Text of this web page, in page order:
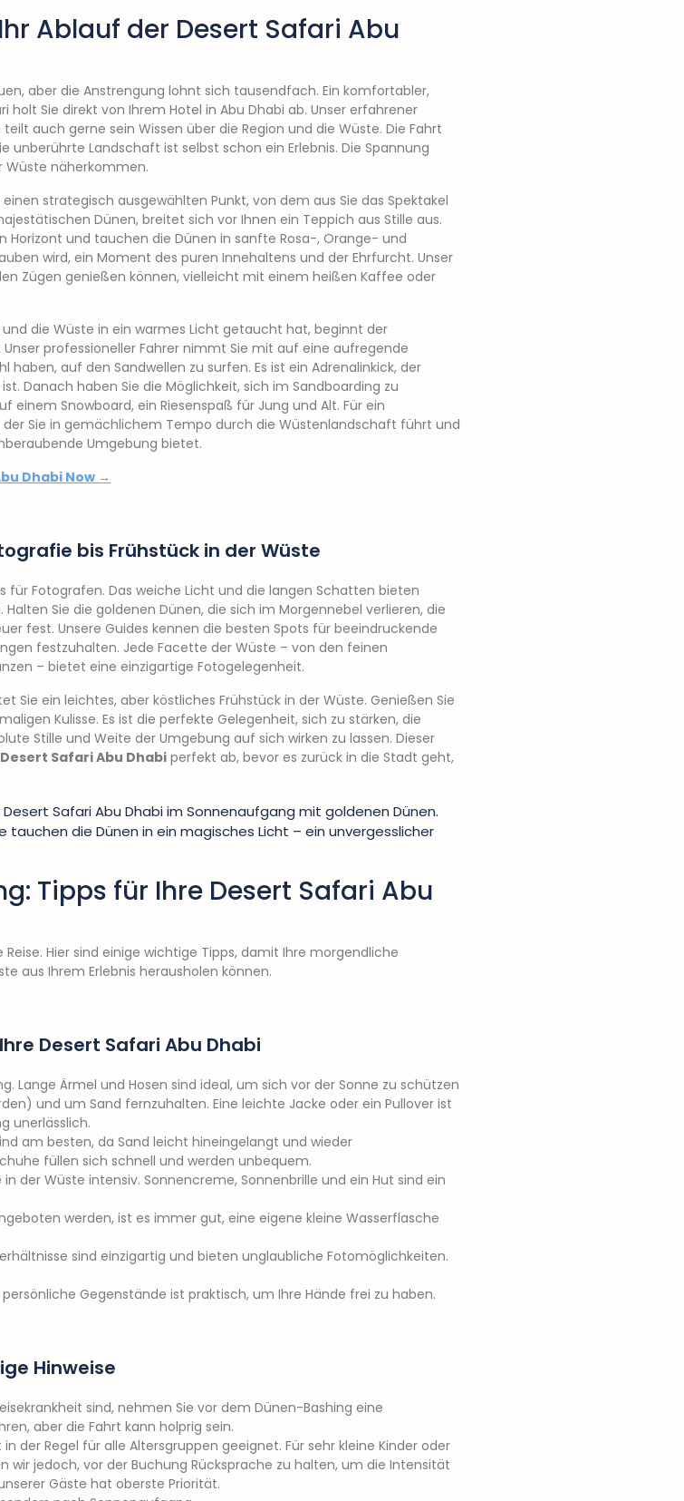
Ablauf der Desert Safari Abu
aber die Anstrengung lohnt sich tausendfach. Ein komfortabler,
holt Sie direkt von Ihrem Hotel in Abu Dhabi ab. Unser erfahrener
auch gerne sein Wissen über die Region und die Wüste. Die Fahrt
Landschaft ist selbst schon ein Erlebnis. Die Spannung
Wüste näherkommen.
strategisch ausgewählten Punkt, von dem aus Sie das Spektakel
Dünen, breitet sich vor Ihnen ein Teppich aus Stille aus.
Horizont und tauchen die Dünen in sanfte Rosa-, Orange- und
wird, ein Moment des puren Innehaltens und der Ehrfurcht. Unser
Zügen genießen können, vielleicht mit einem heißen Kaffee oder
die Wüste in ein warmes Licht getaucht hat, beginnt der
. Unser professioneller Fahrer nimmt Sie mit auf eine aufregende
auf den Sandwellen zu surfen. Es ist ein Adrenalinkick, der
Danach haben Sie die Möglichkeit, sich im Sandboarding zu
einem Snowboard, ein Riesenspaß für Jung und Alt. Für ein
Sie in gemächlichem Tempo durch die Wüstenlandschaft führt und
Umgebung bietet.
Dhabi Now →
bis Frühstück in der Wüste
für Fotografen. Das weiche Licht und die langen Schatten bieten
Sie die goldenen Dünen, die sich im Morgennebel verlieren, die
fest. Unsere Guides kennen die besten Spots für beeindruckende
festzuhalten. Jede Facette der Wüste – von den feinen
– bietet eine einzigartige Fotogelegenheit.
Sie ein leichtes, aber köstliches Frühstück in der Wüste. Genießen Sie
Kulisse. Es ist die perfekte Gelegenheit, sich zu stärken, die
Stille und Weite der Umgebung auf sich wirken zu lassen. Dieser
Desert Safari Abu Dhabi perfekt ab, bevor es zurück in die Stadt geht,
die Dünen in ein magisches Licht – ein unvergesslicher
Tipps für Ihre Desert Safari Abu
Hier sind einige wichtige Tipps, damit Ihre morgendliche
aus Ihrem Erlebnis herausholen können.
Desert Safari Abu Dhabi
Lange Ärmel und Hosen sind ideal, um sich vor der Sonne zu schützen
und um Sand fernzuhalten. Eine leichte Jacke oder ein Pullover ist
unerlässlich.
am besten, da Sand leicht hineingelangt und wieder
füllen sich schnell und werden unbequem.
der Wüste intensiv. Sonnencreme, Sonnenbrille und ein Hut sind ein
werden, ist es immer gut, eine eigene kleine Wasserflasche
sind einzigartig und bieten unglaubliche Fotomöglichkeiten.
Gegenstände ist praktisch, um Ihre Hände frei zu haben.
Hinweise
sind, nehmen Sie vor dem Dünen-Bashing eine
aber die Fahrt kann holprig sein.
in der Regel für alle Altersgruppen geeignet. Für sehr kleine Kinder oder
jedoch, vor der Buchung Rücksprache zu halten, um die Intensität
Gäste hat oberste Priorität.